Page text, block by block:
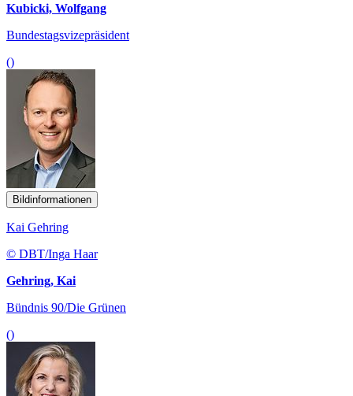
Kubicki, Wolfgang
Bundestagsvizepräsident
()
Bildinformationen
Kai Gehring
© DBT/Inga Haar
Gehring, Kai
Bündnis 90/Die Grünen
()